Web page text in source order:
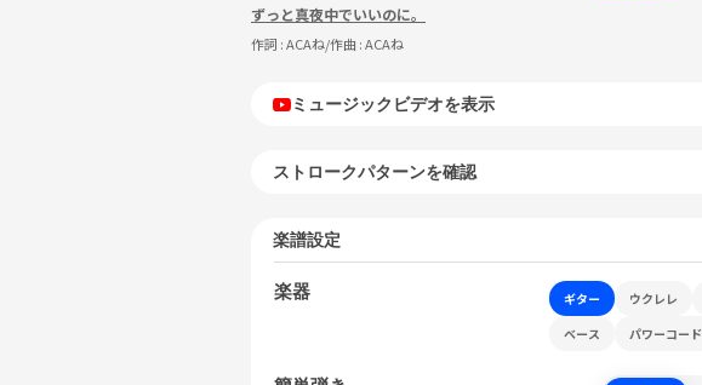
ずっと真夜中でいいのに。
作詞 :ACAね/作曲 :ACAね
ミュージックビデオを表示
ストロークパターンを確認
楽譜設定
楽器 ギター ウクレレ
ベース
パワーコード